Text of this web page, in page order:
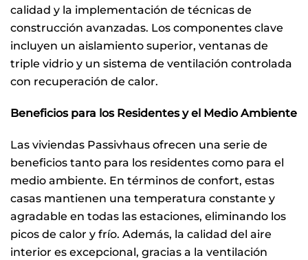
calidad y la implementación de técnicas de
construcción avanzadas. Los componentes clave
incluyen un aislamiento superior, ventanas de
triple vidrio y un sistema de ventilación controlada
con recuperación de calor.
Beneficios para los Residentes y el Medio Ambiente
Las viviendas Passivhaus ofrecen una serie de
beneficios tanto para los residentes como para el
medio ambiente. En términos de confort, estas
casas mantienen una temperatura constante y
agradable en todas las estaciones, eliminando los
picos de calor y frío. Además, la calidad del aire
interior es excepcional, gracias a la ventilación